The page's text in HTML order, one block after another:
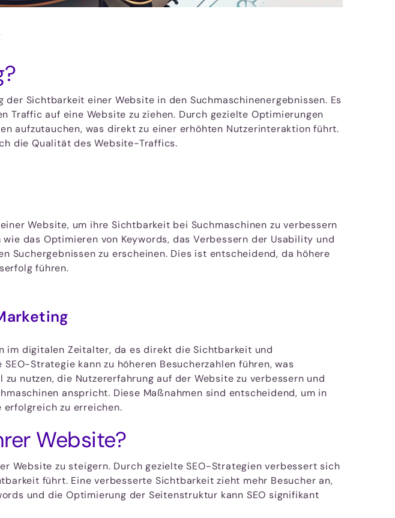
Sichtbarkeit einer Website in den Suchmaschinenergebnissen. Es
auf eine Website zu ziehen. Durch gezielte Optimierungen
aufzutauchen, was direkt zu einer erhöhten Nutzerinteraktion führt.
die Qualität des Website-Traffics.
Website, um ihre Sichtbarkeit bei Suchmaschinen zu verbessern
das Optimieren von Keywords, das Verbessern der Usability und
Suchergebnissen zu erscheinen. Dies ist entscheidend, da höhere
führen.
im digitalen Zeitalter, da es direkt die Sichtbarkeit und
Strategie kann zu höheren Besucherzahlen führen, was
nutzen, die Nutzererfahrung auf der Website zu verbessern und
anspricht. Diese Maßnahmen sind entscheidend, um in
erfolgreich zu erreichen.
Website?
Website zu steigern. Durch gezielte SEO-Strategien verbessert sich
führt. Eine verbesserte Sichtbarkeit zieht mehr Besucher an,
und die Optimierung der Seitenstruktur kann SEO signifikant